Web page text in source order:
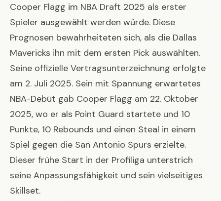
Cooper Flagg im NBA Draft 2025 als erster
Spieler ausgewählt werden würde. Diese
Prognosen bewahrheiteten sich, als die Dallas
Mavericks ihn mit dem ersten Pick auswählten.
Seine offizielle Vertragsunterzeichnung erfolgte
am 2. Juli 2025. Sein mit Spannung erwartetes
NBA-Debüt gab Cooper Flagg am 22. Oktober
2025, wo er als Point Guard startete und 10
Punkte, 10 Rebounds und einen Steal in einem
Spiel gegen die San Antonio Spurs erzielte.
Dieser frühe Start in der Profiliga unterstrich
seine Anpassungsfähigkeit und sein vielseitiges
Skillset.